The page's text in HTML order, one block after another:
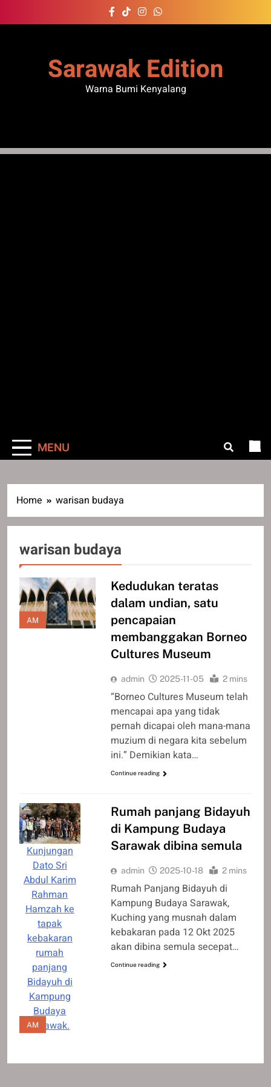
to
Sarawak Edition
Warna Bumi Kenyalang
MENU
Home warisan budaya
warisan budaya
AM
Kedudukan teratas
dalam undian, satu
pencapaian
membanggakan Borneo
Cultures Museum
admin 2025-11-05 2 mins
“Borneo Cultures Museum telah
mencapai apa yang tidak
pernah dicapai oleh mana-mana
muzium di negara kita sebelum
ini.” Demikian kata…
Continue reading
Kunjungan
Dato Sri
Abdul Karim
Rahman
Hamzah ke
tapak
kebakaran
rumah
panjang
Bidayuh di
Kampung
Budaya
Sarawak.
AM
Rumah panjang Bidayuh
di Kampung Budaya
Sarawak dibina semula
admin 2025-10-18 2 mins
Rumah Panjang Bidayuh di
Kampung Budaya Sarawak,
Kuching yang musnah dalam
kebakaran pada 12 Okt 2025
akan dibina semula secepat…
Continue reading